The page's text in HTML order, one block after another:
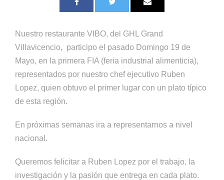
Nuestro restaurante VIBO, del GHL Grand
Villavicencio, participo el pasado Domingo 19 de
Mayo, en la primera FIA (feria industrial alimenticia),
representados por nuestro chef ejecutivo Ruben
Lopez, quien obtuvo el primer lugar con un plato típico
de esta región.
En próximas semanas ira a representarnos a nivel
nacional.
Queremos felicitar a Ruben Lopez por el trabajo, la
investigación y la pasión que entrega en cada plato.